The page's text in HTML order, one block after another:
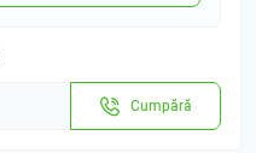
Cumpără